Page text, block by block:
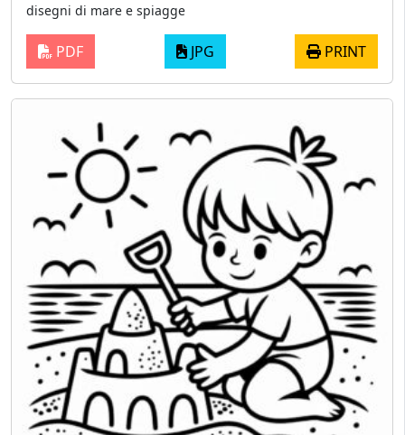
disegni di mare e spiagge
PDF JPG PRINT